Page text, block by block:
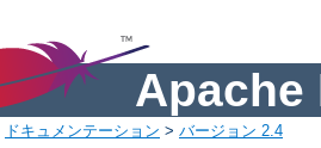
Apache
ドキュメンテーション > バージョン 2.4